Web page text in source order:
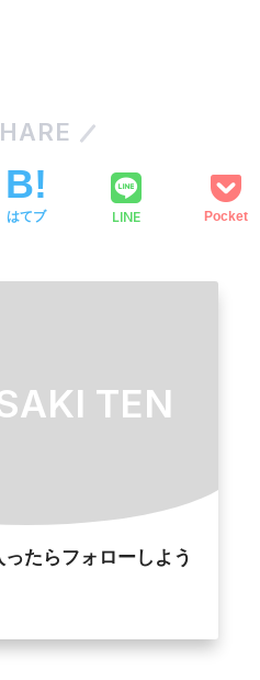
はてブ LINE Pocket
TEN
たらフォローしよう